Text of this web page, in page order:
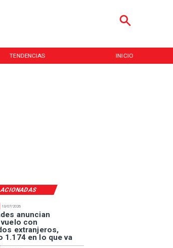
TENDENCIAS INICIO
13/07/2026
anuncian
con
extranjeros,
1.174 en lo que va